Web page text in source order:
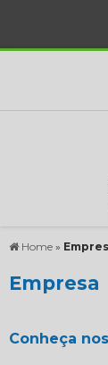
Home »
Empresa
Conheça